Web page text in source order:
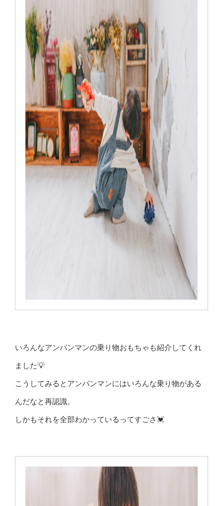
いろんなアンパンマンの乗り物おもちゃも紹介してくれ
ました💡
こうしてみるとアンパンマンにはいろんな乗り物がある
んだなと再認識。
しかもそれを全部わかっているってすごさ💓